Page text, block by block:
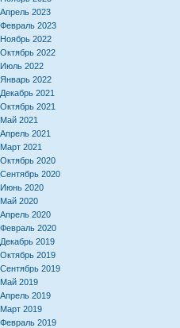
Апрель 2023
Февраль 2023
Ноябрь 2022
Октябрь 2022
Июль 2022
Январь 2022
Декабрь 2021
Октябрь 2021
Май 2021
Апрель 2021
Март 2021
Октябрь 2020
Сентябрь 2020
Июнь 2020
Май 2020
Апрель 2020
Февраль 2020
Декабрь 2019
Октябрь 2019
Сентябрь 2019
Май 2019
Апрель 2019
Март 2019
Февраль 2019